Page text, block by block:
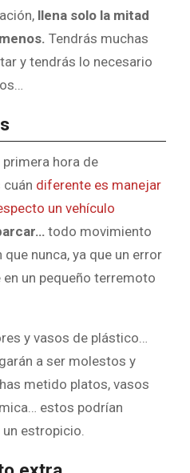
llena solo la mitad
Tendrás muchas
y tendrás lo necesario
hora de
diferente es manejar
un vehículo
todo movimiento
nunca, ya que un error
un pequeño terremoto
y vasos de plástico…
a ser molestos y
metido platos, vasos
estos podrían
estropicio.